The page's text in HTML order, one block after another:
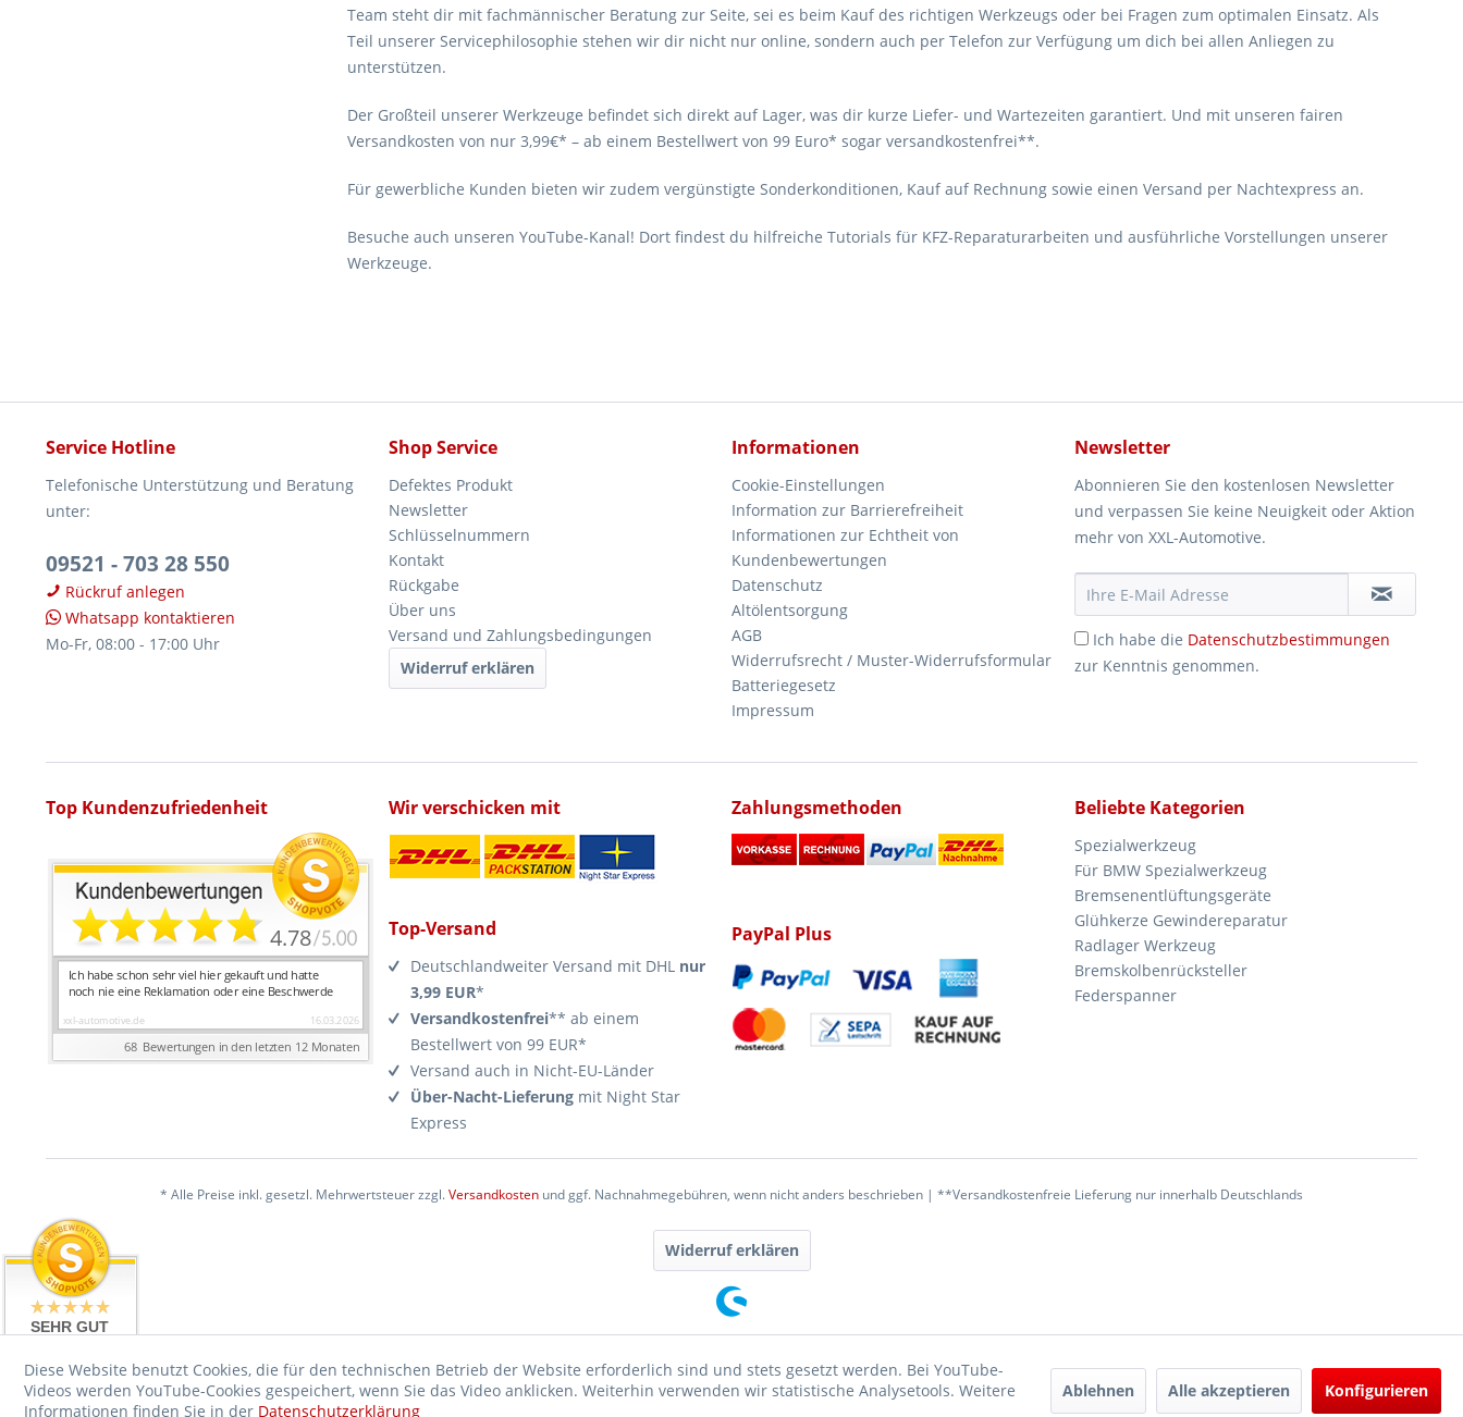
Team steht dir mit fachmännischer Beratung zur Seite, sei es beim Kauf des richtigen Werkzeugs oder bei Fragen zum optimalen Einsatz. Als
Teil unserer Servicephilosophie stehen wir dir nicht nur online, sondern auch per Telefon zur Verfügung um dich bei allen Anliegen zu
unterstützen.
Der Großteil unserer Werkzeuge befindet sich direkt auf Lager, was dir kurze Liefer- und Wartezeiten garantiert. Und mit unseren fairen
Versandkosten von nur 3,99€* – ab einem Bestellwert von 99 Euro* sogar versandkostenfrei**.
Für gewerbliche Kunden bieten wir zudem vergünstigte Sonderkonditionen, Kauf auf Rechnung sowie einen Versand per Nachtexpress an.
Besuche auch unseren YouTube-Kanal! Dort findest du hilfreiche Tutorials für KFZ-Reparaturarbeiten und ausführliche Vorstellungen unserer
Werkzeuge.
Service Hotline
Telefonische Unterstützung und Beratung
unter:
09521 - 703 28 550
Rückruf anlegen
Whatsapp kontaktieren
Mo-Fr, 08:00 - 17:00 Uhr
Shop Service
Defektes Produkt
Newsletter
Schlüsselnummern
Kontakt
Rückgabe
Über uns
Versand und Zahlungsbedingungen
Widerruf erklären
Informationen
Cookie-Einstellungen
Information zur Barrierefreiheit
Informationen zur Echtheit von
Kundenbewertungen
Datenschutz
Altölentsorgung
AGB
Widerrufsrecht / Muster-Widerrufsformular
Batteriegesetz
Impressum
Newsletter
Abonnieren Sie den kostenlosen Newsletter
und verpassen Sie keine Neuigkeit oder Aktion
mehr von XXL-Automotive.
Ich habe die Datenschutzbestimmungen
zur Kenntnis genommen.
Top Kundenzufriedenheit Wir verschicken mit
Top-Versand
Deutschlandweiter Versand mit DHL nur
3,99 EUR*
Versandkostenfrei** ab einem
Bestellwert von 99 EUR*
Versand auch in Nicht-EU-Länder
Über-Nacht-Lieferung mit Night Star
Express
Zahlungsmethoden
PayPal Plus
Beliebte Kategorien
Spezialwerkzeug
Für BMW Spezialwerkzeug
Bremsenentlüftungsgeräte
Glühkerze Gewindereparatur
Radlager Werkzeug
Bremskolbenrücksteller
Federspanner
* Alle Preise inkl. gesetzl. Mehrwertsteuer zzgl.Versandkosten und ggf. Nachnahmegebühren, wenn nicht anders beschrieben | **Versandkostenfreie Lieferung nur innerhalb Deutschlands
Widerruf erklären
Diese Website benutzt Cookies, die für den technischen Betrieb der Website erforderlich sind und stets gesetzt werden. Bei YouTube-
Videos werden YouTube-Cookies gespeichert, wenn Sie das Video anklicken. Weiterhin verwenden wir statistische Analysetools. Weitere
Informationen finden Sie in der Datenschutzerklärung
Ablehnen Alle akzeptieren Konfigurieren
SEHR GUT
aus 17476
Bewertungen
bei: ebay.de,
shopvote.de